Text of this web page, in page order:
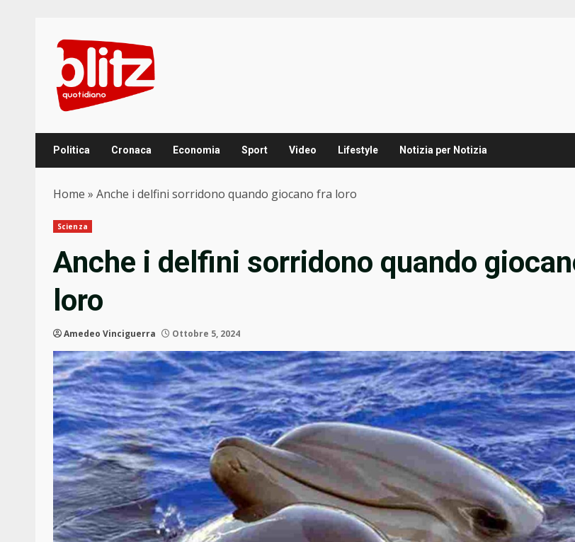
content
Politica Cronaca Economia Sport Video Lifestyle Notizia per Notizia
Home » Anche i delfini sorridono quando giocano fra loro
Scienza
Anche i delfini sorridono quando
loro
Amedeo Vinciguerra Ottobre 5, 2024